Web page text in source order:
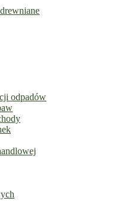
odpadów